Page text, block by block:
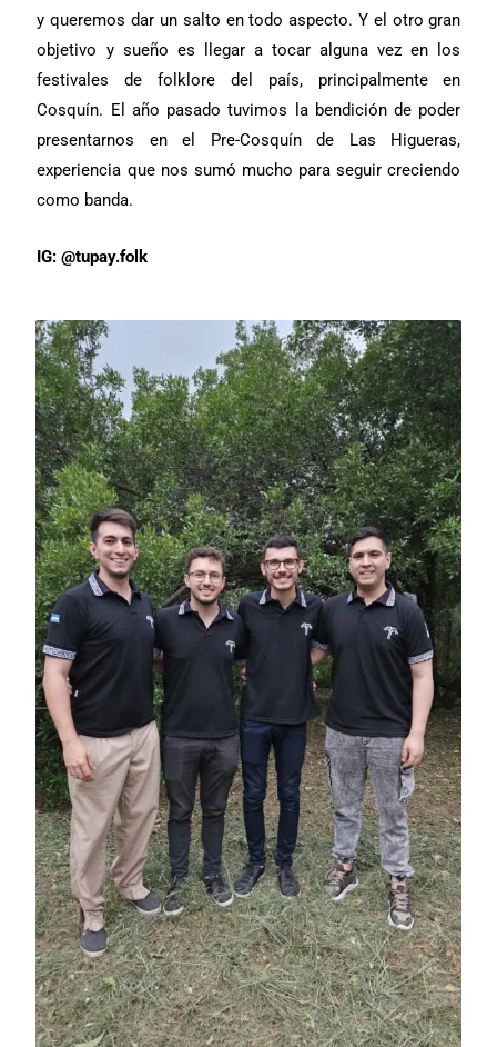
y queremos dar un salto en todo aspecto. Y el otro gran
objetivo y sueño es llegar a tocar alguna vez en los
festivales de folklore del país, principalmente en
Cosquín. El año pasado tuvimos la bendición de poder
presentarnos en el Pre-Cosquín de Las Higueras,
experiencia que nos sumó mucho para seguir creciendo
como banda.
IG: @tupay.folk